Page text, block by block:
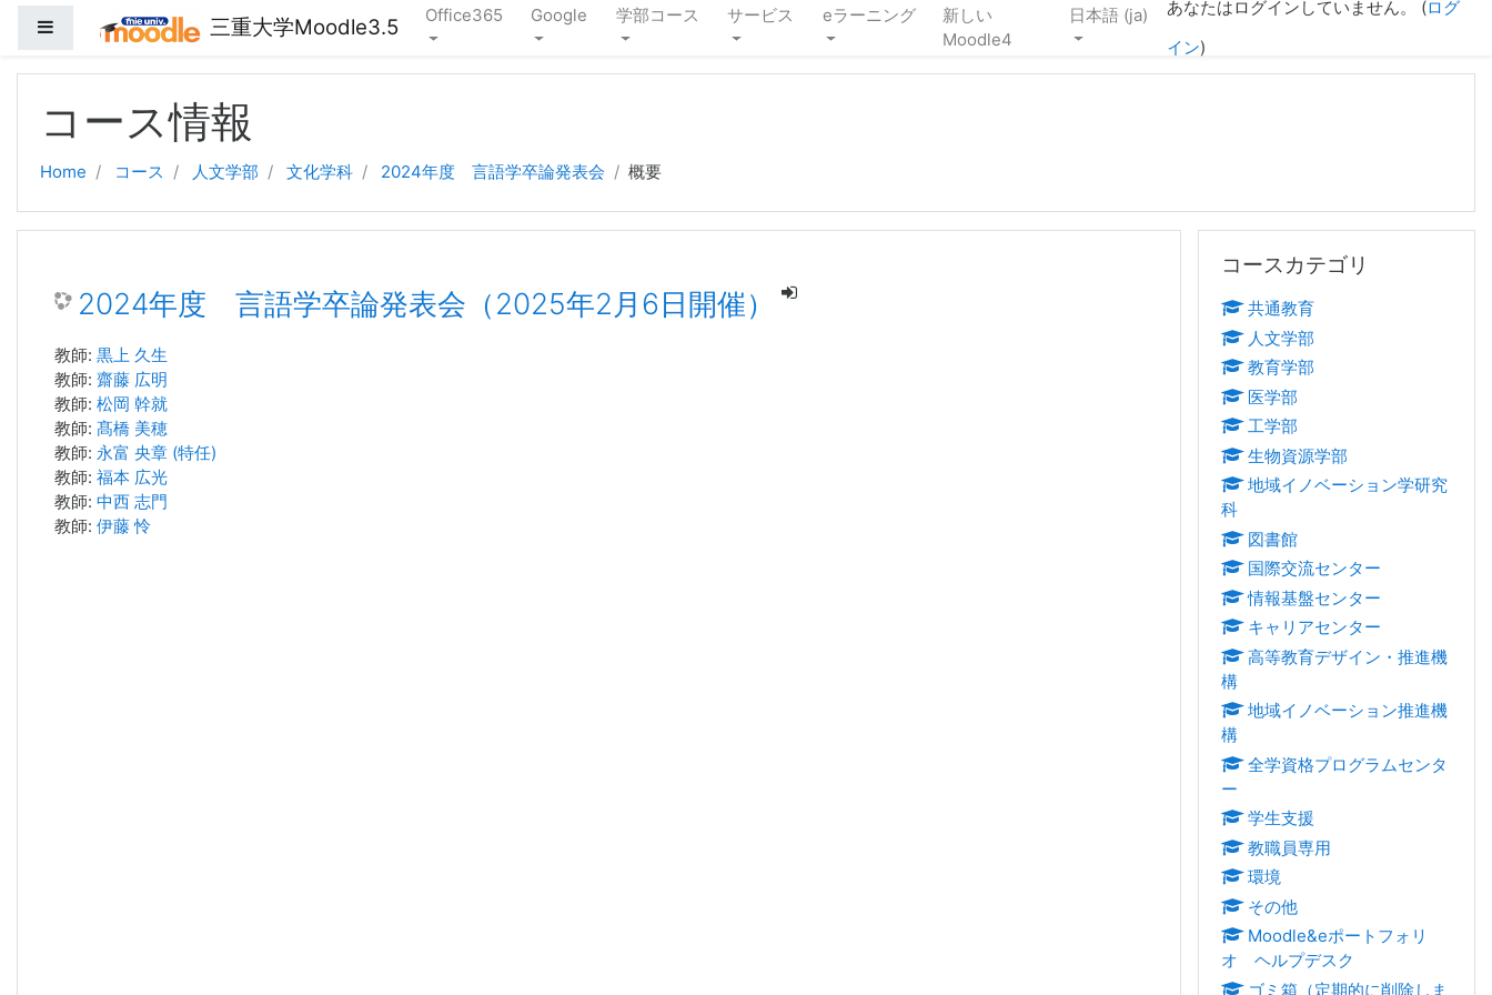
サイドパネル 三重大学Moodle3.5 Office365 Google 学部コース サービス eラーニング
新しい
Moodle4
日本語 ‎(ja)‎ あなたはログインしていません。 (ログ
イン)
コース情報
Home コース 人文学部 文化学科 2024年度 言語学卒論発表会 概要
2024年度 言語学卒論発表会（2025年2月6日開催）
教師: 黒上 久生
教師: 齋藤 広明
教師: 松岡 幹就
教師: 髙橋 美穂
教師: 永富 央章 (特任)
教師: 福本 広光
教師: 中西 志門
教師: 伊藤 怜
コースカテゴリ
共通教育
人文学部
教育学部
医学部
工学部
生物資源学部
地域イノベーション学研究
科
図書館
国際交流センター
情報基盤センター
キャリアセンター
高等教育デザイン・推進機
構
地域イノベーション推進機
構
全学資格プログラムセンタ
ー
学生支援
教職員専用
環境
その他
Moodle&eポートフォリ
オ ヘルプデスク
ゴミ箱（定期的に削除しま